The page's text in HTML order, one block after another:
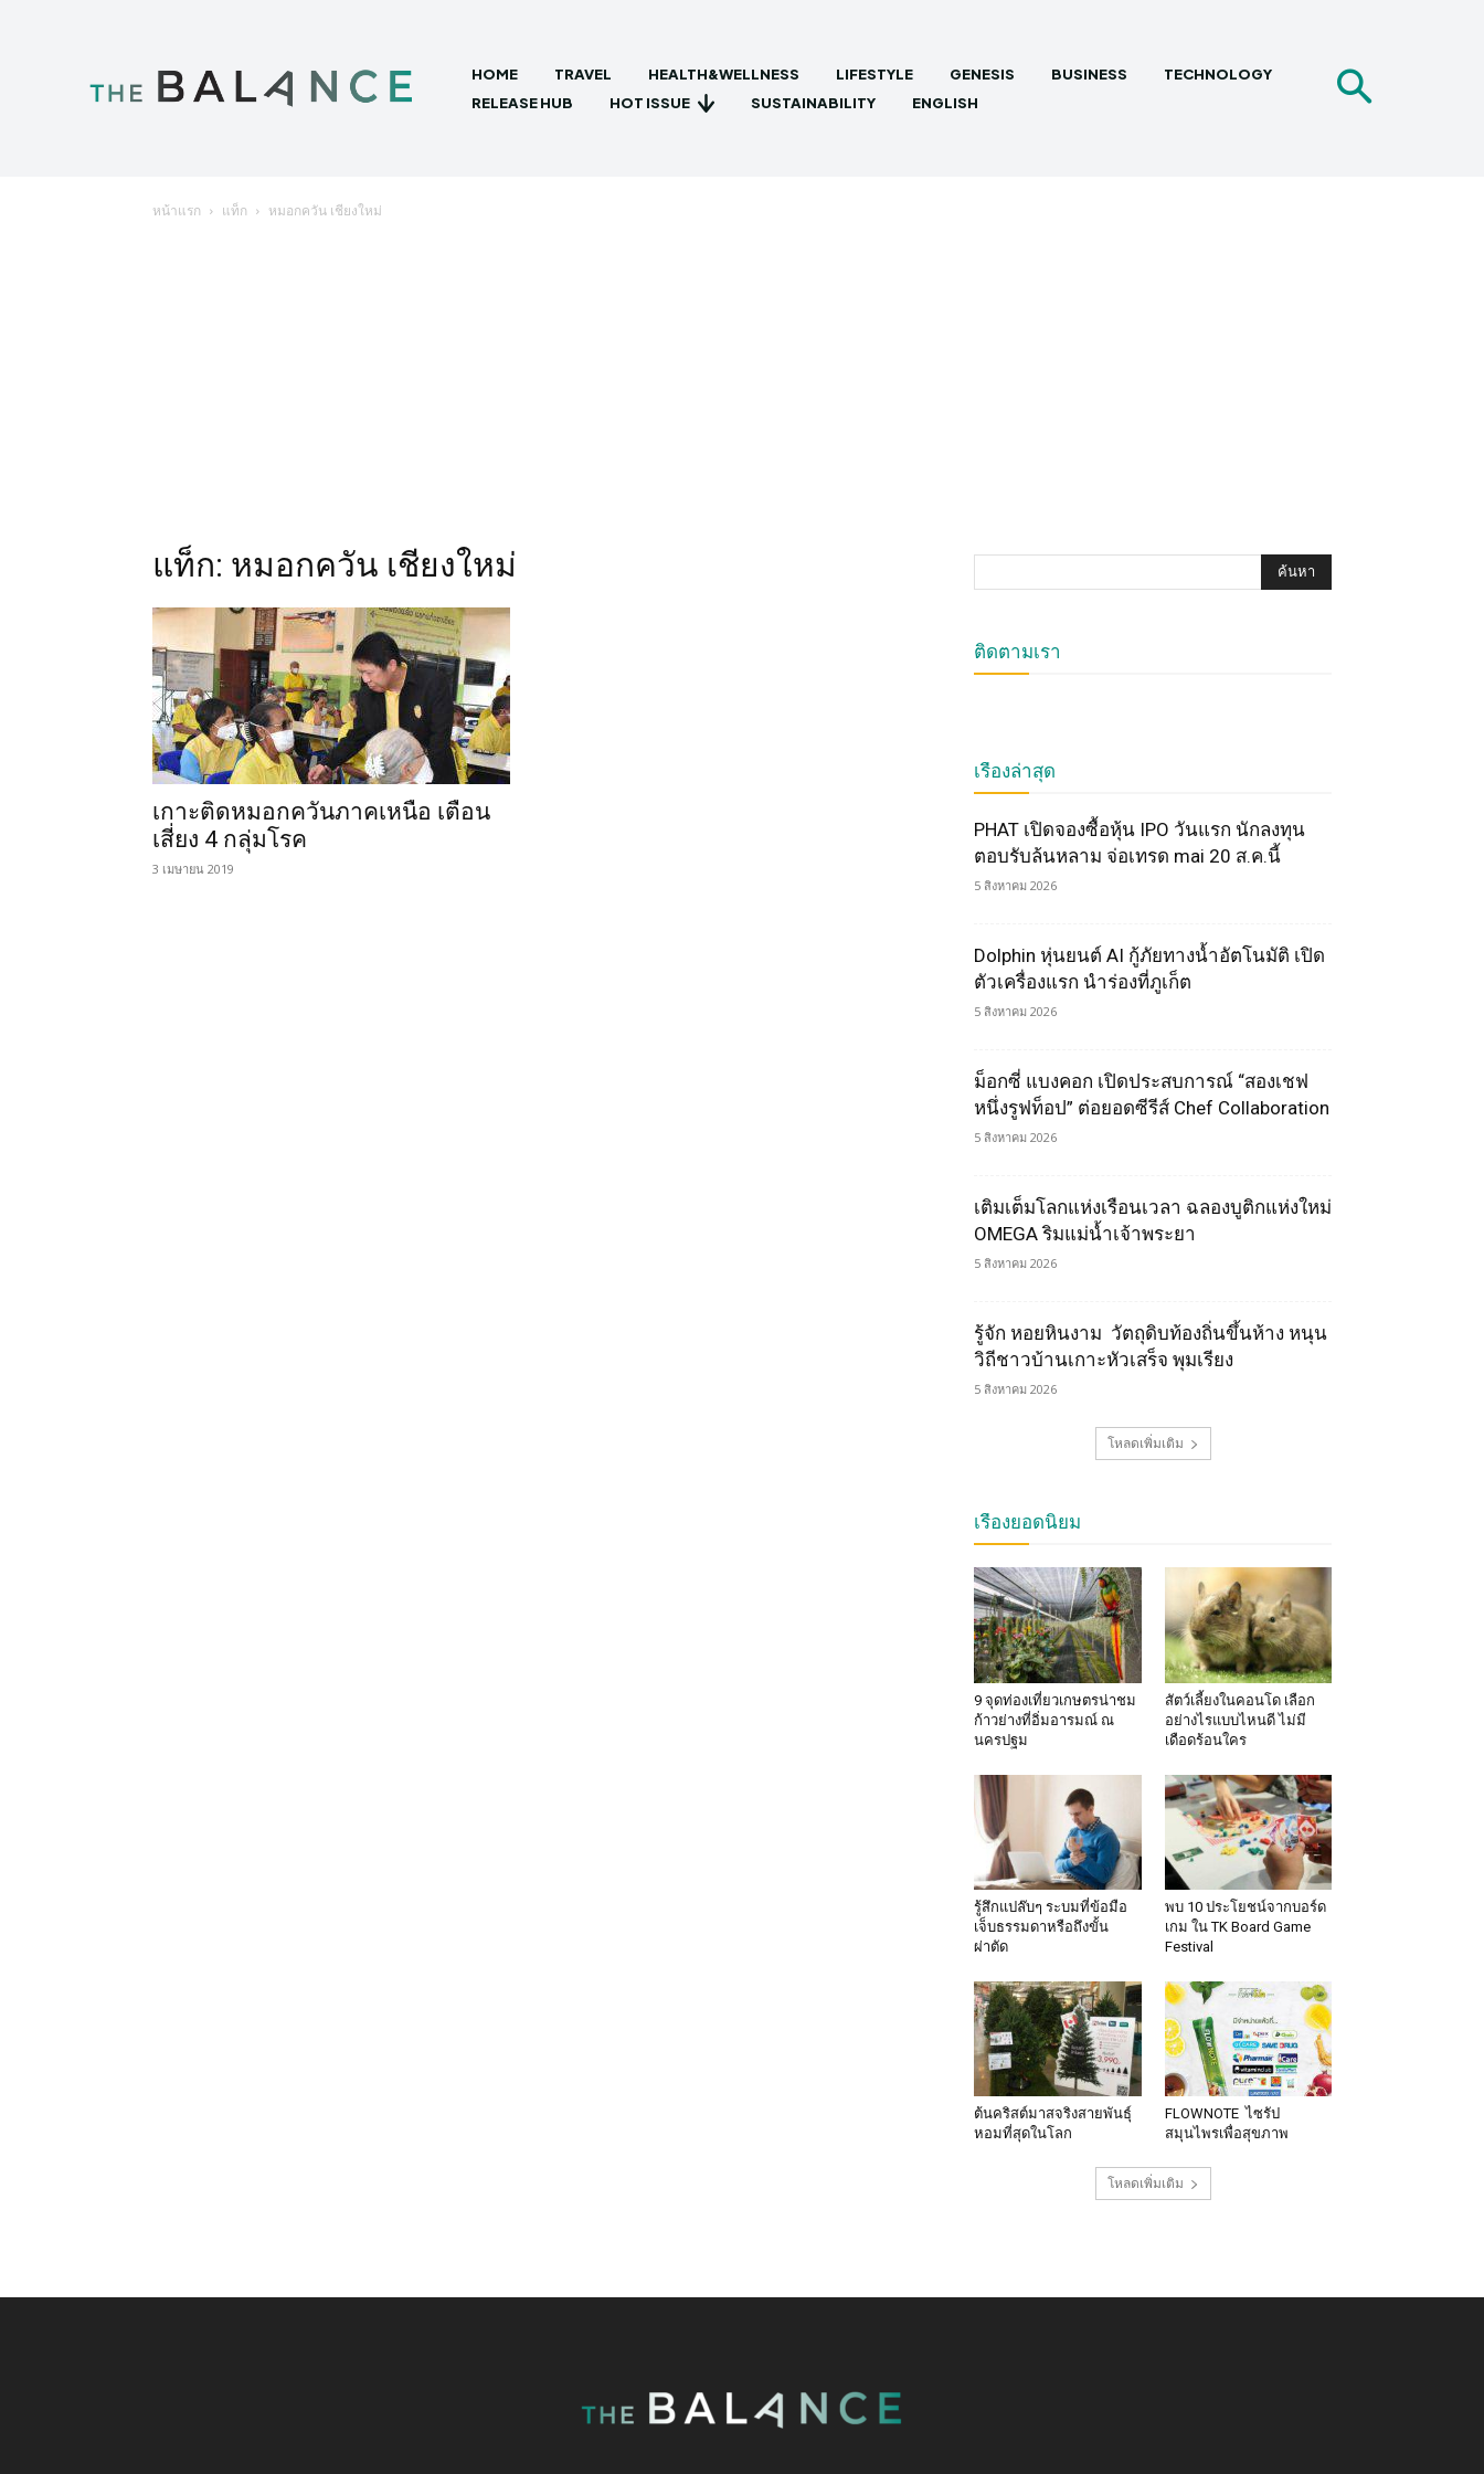
HOME TRAVEL HEALTH&WELLNESS LIFESTYLE GENESIS BUSINESS
TECHNOLOGY
RELEASE HUB
HOT ISSUE SUSTAINABILITY ENGLISH
หน้าแรก แท็ก หมอกควัน เชียงใหม่
แท็ก: หมอกควัน เชียงใหม่
เกาะติดหมอกควันภาคเหนือ เตือน
เสี่ยง 4 กลุ่มโรค
3 เมษายน 2019
ติดตามเรา
เรื่องล่าสุด
PHAT เปิดจองซื้อหุ้น IPO วันแรก นักลงทุน
ตอบรับล้นหลาม จ่อเทรด mai 20 ส.ค.นี้
5 สิงหาคม 2026
Dolphin หุ่นยนต์ AI กู้ภัยทางน้ำอัตโนมัติ เปิด
ตัวเครื่องแรก นำร่องที่ภูเก็ต
5 สิงหาคม 2026
ม็อกซี่ แบงคอก เปิดประสบการณ์ “สองเชฟ
หนึ่งรูฟท็อป” ต่อยอดซีรีส์ Chef Collaboration
5 สิงหาคม 2026
เติมเต็มโลกแห่งเรือนเวลา ฉลองบูติกแห่งใหม่
OMEGA ริมแม่น้ำเจ้าพระยา
5 สิงหาคม 2026
รู้จัก หอยหินงาม วัตถุดิบท้องถิ่นขึ้นห้าง หนุน
วิถีชาวบ้านเกาะหัวเสร็จ พุมเรียง
5 สิงหาคม 2026
โหลดเพิ่มเติม
เรื่องยอดนิยม
9 จุดท่องเที่ยวเกษตรน่าชม
ก้าวย่างที่อิ่มอารมณ์ ณ
นครปฐม
สัตว์เลี้ยงในคอนโด เลือก
อย่างไรแบบไหนดี ไม่มี
เดือดร้อนใคร
รู้สึกแปล๊บๆ ระบมที่ข้อมือ
เจ็บธรรมดาหรือถึงขั้น
ผ่าตัด
พบ 10 ประโยชน์จากบอร์ด
เกม ใน TK Board Game
Festival
ต้นคริสต์มาสจริงสายพันธุ์
หอมที่สุดในโลก
FLOWNOTE ไซรัป
สมุนไพรเพื่อสุขภาพ
โหลดเพิ่มเติม